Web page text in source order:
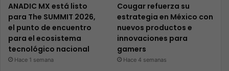
ANADIC MX está listo
para The SUMMIT 2026,
el punto de encuentro
para el ecosistema
tecnológico nacional
Hace 1 semana
Cougar refuerza su
estrategia en México con
nuevos productos e
innovaciones para
gamers
Hace 4 semanas